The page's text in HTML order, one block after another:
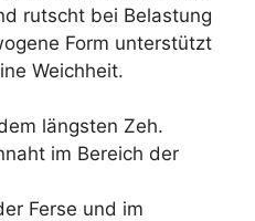
rutscht bei Belastung
Form unterstützt
Weichheit.
längsten Zeh.
im Bereich der
Ferse und im